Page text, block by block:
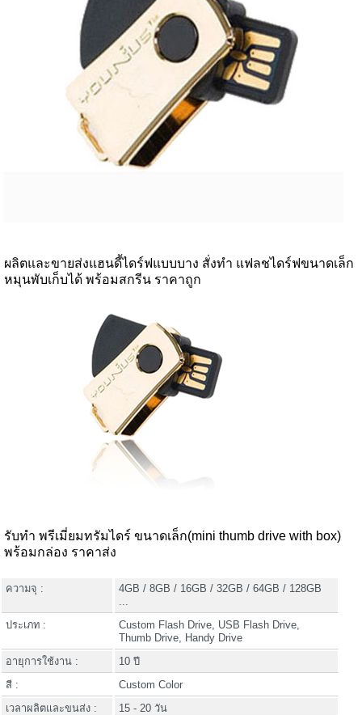
ผลิตและขายส่งแฮนดี้ไดร์ฟแบบบาง สั่งทำ แฟลชไดร์ฟขนาดเล็ก
หมุนพับเก็บได้ พร้อมสกรีน ราคาถูก
รับทำ พรีเมี่ยมทรัมไดร์ ขนาดเล็ก(mini thumb drive with box)
พร้อมกล่อง ราคาส่ง
ความจุ :
4GB / 8GB / 16GB / 32GB / 64GB / 128GB
ประเภท :
Custom Flash Drive, USB Flash Drive,
Thumb Drive, Handy Drive
อายุการใช้งาน :
10 ปี
สี :
Custom Color
เวลาผลิตและขนส่ง :
15 - 20 วัน